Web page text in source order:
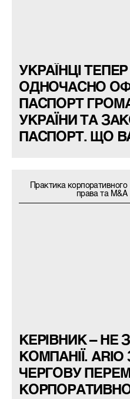
УКРАЇНЦІ
ОДНОЧАСНО
ПАСПОРТ
УКРАЇНИ ТА
ПАСПОРТ. ЩО
Практика корпоративного
права та M&A
КЕРІВНИК – НЕ
КОМПАНІЇ.
ЧЕРГОВУ